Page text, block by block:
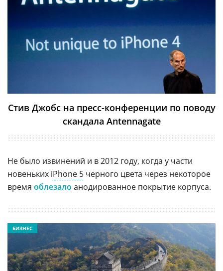
Стив Джобс на пресс-конференции по поводу
скандала Antennagate
Не было извинений и в 2012 году, когда у части
новеньких iPhone 5 черного цвета через некоторое
время облезало анодированное покрытие корпуса.
БИЗНЕС